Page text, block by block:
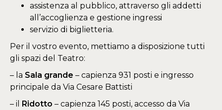
assistenza al pubblico, attraverso gli addetti
all’accoglienza e gestione ingressi
servizio di biglietteria.
Per il vostro evento, mettiamo a disposizione tutti
gli spazi del Teatro:
– la Sala grande – capienza 931 posti e ingresso
principale da Via Cesare Battisti
– il Ridotto – capienza 145 posti, accesso da Via